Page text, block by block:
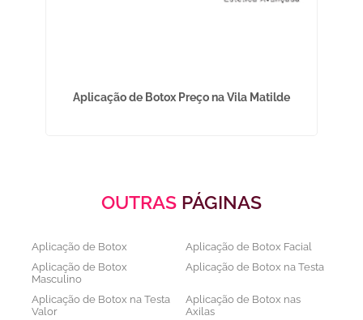
Aplicação de Botox Preço na Vila Matilde
OUTRAS PÁGINAS
Aplicação de Botox
Aplicação de Botox Facial
Aplicação de Botox
Masculino
Aplicação de Botox na Testa
Aplicação de Botox na Testa
Valor
Aplicação de Botox nas
Axilas